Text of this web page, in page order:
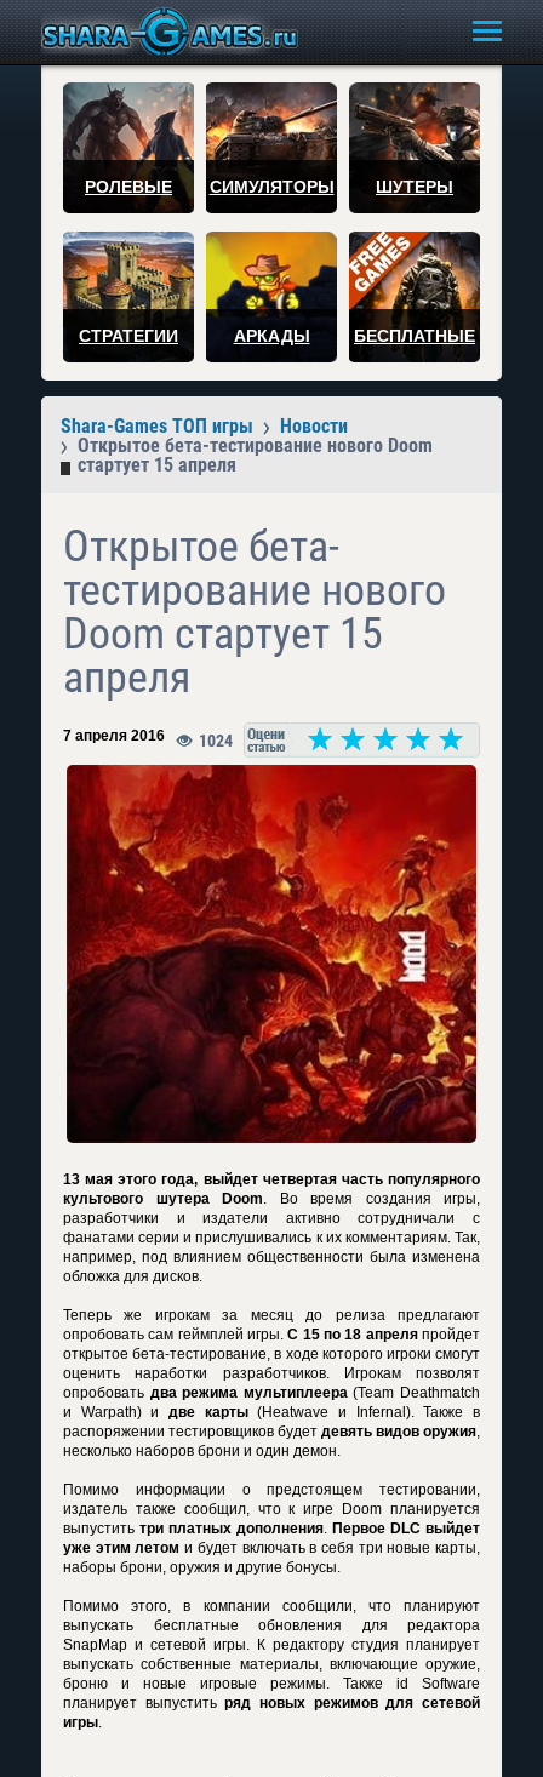
РОЛЕВЫЕ СИМУЛЯТОРЫ ШУТЕРЫ
СТРАТЕГИИ АРКАДЫ БЕСПЛАТНЫЕ
Shara-Games ТОП игры
Новости
Открытое бета-тестирование нового Doom
стартует 15 апреля
Открытое бета-
тестирование нового
Doom стартует 15
апреля
7 апреля 2016 1024
13 мая этого года, выйдет четвертая часть популярного
культового шутера Doom. Во время создания игры,
разработчики и издатели активно сотрудничали с
фанатами серии и прислушивались к их комментариям. Так,
например, под влиянием общественности была изменена
обложка для дисков.
Теперь же игрокам за месяц до релиза предлагают
опробовать сам геймплей игры.С 15 по 18 апреляпройдет
открытое бета-тестирование, в ходе которого игроки смогут
оценить наработки разработчиков. Игрокам позволят
опробовать два режима мультиплеера(Team Deathmatch
и Warpath) и две карты(Heatwave и Infernal). Также в
распоряжении тестировщиков будет девять видов оружия,
несколько наборов брони и один демон.
Помимо информации о предстоящем тестировании,
издатель также сообщил, что к игре Doom планируется
выпустить три платных дополнения. Первое DLC выйдет
уже этим летом и будет включать в себя три новые карты,
наборы брони, оружия и другие бонусы.
Помимо этого, в компании сообщили, что планируют
выпускать бесплатные обновления для редактора
SnapMap и сетевой игры. К редактору студия планирует
выпускать собственные материалы, включающие оружие,
броню и новые игровые режимы. Также id Software
планирует выпуститьряд новых режимов для сетевой
игры.